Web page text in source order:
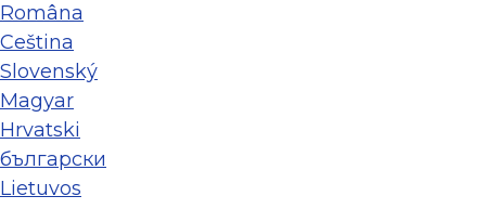
Româna
Ceština
Slovenský
Magyar
Hrvatski
български
Lietuvos